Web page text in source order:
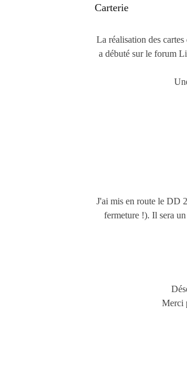
Carterie
La réalisation des
a débuté sur le forum
J'ai mis en route le DD
fermeture !). Il sera
Merci